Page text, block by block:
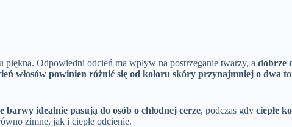
Odpowiedni odcień ma wpływ na postrzeganie twarzy, a dobrze
włosów powinien różnić się od koloru skóry przynajmniej o dwa
barwy idealnie pasują do osób o chłodnej cerze, podczas gdy ciepłe
zimne, jak i ciepłe odcienie.